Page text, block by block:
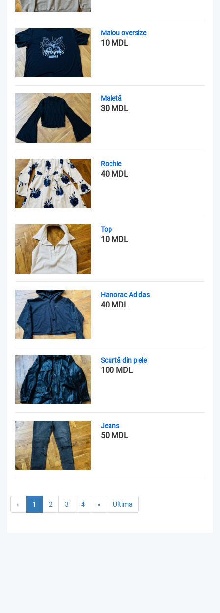
Maiou oversize
10 MDL
Maletă
30 MDL
Rochie
40 MDL
Top
10 MDL
Hanorac Adidas
40 MDL
Scurtă din piele
100 MDL
Jeans
50 MDL
« 1 2 3 4 » Ultima